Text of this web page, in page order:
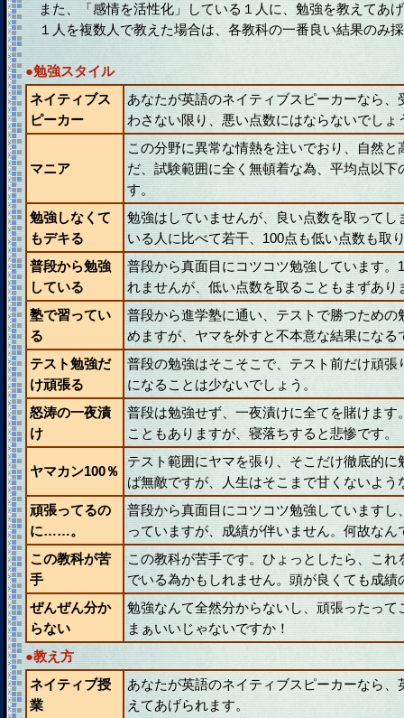
また、「感情を活性化」している１人に、勉強を教えてあ
１人を複数人で教えた場合は、各教科の一番良い結果のみ
●勉強スタイル
ネイティブス
ピーカー
あなたが英語のネイティブスピーカーなら
わさない限り、悪い点数にはならないでしょ
マニア
この分野に異常な情熱を注いでおり、自然
だ、試験範囲に全く無頓着な為、平均点以
す。
勉強しなくて
もデキる
勉強はしていませんが、良い点数を取って
いる人に比べて若干、100点も低い点数も取
普段から勉強
している
普段から真面目にコツコツ勉強しています。
れませんが、低い点数を取ることもまずあり
塾で習ってい
る
普段から進学塾に通い、テストで勝つため
めますが、ヤマを外すと不本意な結果になる
テスト勉強だ
け頑張る
普段の勉強はそこそこで、テスト前だけ頑
になることは少ないでしょう。
怒涛の一夜漬
け
普段は勉強せず、一夜漬けに全てを賭けま
こともありますが、寝落ちすると悲惨です。
ヤマカン100％
テスト範囲にヤマを張り、そこだけ徹底的
ば無敵ですが、人生はそこまで甘くないよう
頑張ってるの
に……。
普段から真面目にコツコツ勉強しています
っていますが、成績が伴いません。何故なん
この教科が苦
手
この教科が苦手です。ひょっとしたら、こ
でいる為かもしれません。頭が良くても成
ぜんぜん分か
らない
勉強なんて全然分からないし、頑張ったっ
まぁいいじゃないですか！
●教え方
ネイティブ授
業
あなたが英語のネイティブスピーカーなら
えてあげられます。